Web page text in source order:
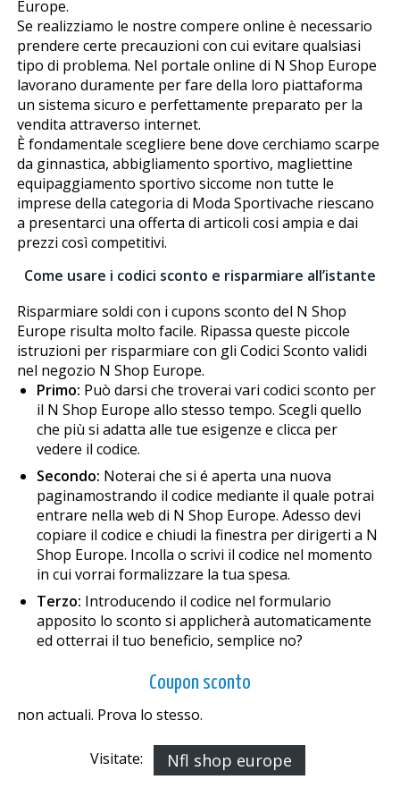
Europe.
Se realizziamo le nostre compere online è necessario
prendere certe precauzioni con cui evitare qualsiasi
tipo di problema. Nel portale online di Nfl Shop Europe
lavorano duramente per fare della loro piattaforma
un sistema sicuro e perfettamente preparato per la
vendita attraverso internet.
È fondamentale scegliere bene dove cerchiamo scarpe
da ginnastica, abbigliamento sportivo, magliettine
equipaggiamento sportivo siccome non tutte le
imprese della categoria di Moda Sportivache riescano
a presentarci una offerta di articoli cosi ampia e dai
prezzi così competitivi.
Come usare i codici sconto e risparmiare all’istante
Risparmiare soldi con i cupons sconto del Nfl Shop
Europe risulta molto facile. Ripassa queste piccole
istruzioni per risparmiare con gli Codici Sconto validi
nel negozio Nfl Shop Europe.
Primo: Può darsi che troverai vari codici sconto per
il Nfl Shop Europe allo stesso tempo. Scegli quello
che più si adatta alle tue esigenze e clicca per
vedere il codice.
Secondo: Noterai che si é aperta una nuova
paginamostrando il codice mediante il quale potrai
entrare nella web di Nfl Shop Europe. Adesso devi
copiare il codice e chiudi la finestra per dirigerti a Nfl
Shop Europe. Incolla o scrivi il codice nel momento
in cui vorrai formalizzare la tua spesa.
Terzo: Introducendo il codice nel formulario
apposito lo sconto si applicherà automaticamente
ed otterrai il tuo beneficio, semplice no?
Coupon sconto
non actuali. Prova lo stesso.
Visitate: Nfl shop europe